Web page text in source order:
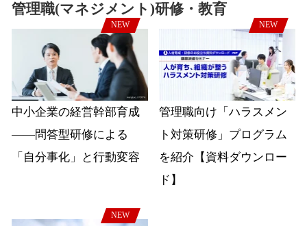
管理職(マネジメント)研修・教育
NEW
中小企業の経営幹部育成
――問答型研修による
「自分事化」と行動変容
NEW
管理職向け「ハラスメン
ト対策研修」プログラム
を紹介【資料ダウンロー
ド】
NEW